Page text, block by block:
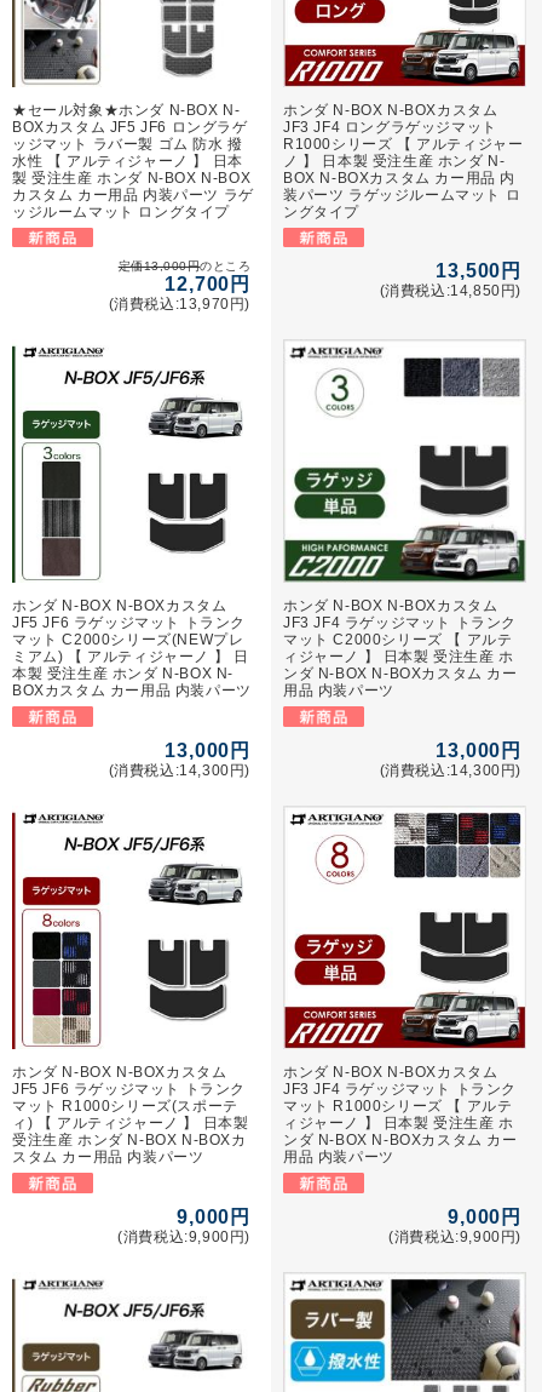
★セール対象★ホンダ N-BOX N-
BOXカスタム JF5 JF6 ロングラゲ
ッジマット ラバー製 ゴム 防水 撥
水性 【 アルティジャーノ 】 日本
製 受注生産 ホンダ N-BOX N-BOX
カスタム カー用品 内装パーツ ラゲ
ッジルームマット ロングタイプ
定価13,000円のところ
12,700円
(消費税込:13,970円)
ホンダ N-BOX N-BOXカスタム
JF3 JF4 ロングラゲッジマット
R1000シリーズ 【 アルティジャー
ノ 】 日本製 受注生産 ホンダ N-
BOX N-BOXカスタム カー用品 内
装パーツ ラゲッジルームマット ロ
ングタイプ
13,500円
(消費税込:14,850円)
ホンダ N-BOX N-BOXカスタム
JF5 JF6 ラゲッジマット トランク
マット C2000シリーズ(NEWプレ
ミアム) 【 アルティジャーノ 】 日
本製 受注生産 ホンダ N-BOX N-
BOXカスタム カー用品 内装パーツ
13,000円
(消費税込:14,300円)
ホンダ N-BOX N-BOXカスタム
JF3 JF4 ラゲッジマット トランク
マット C2000シリーズ 【 アルテ
ィジャーノ 】 日本製 受注生産 ホ
ンダ N-BOX N-BOXカスタム カー
用品 内装パーツ
13,000円
(消費税込:14,300円)
ホンダ N-BOX N-BOXカスタム
JF5 JF6 ラゲッジマット トランク
マット R1000シリーズ(スポーテ
ィ) 【 アルティジャーノ 】 日本製
受注生産 ホンダ N-BOX N-BOXカ
スタム カー用品 内装パーツ
9,000円
(消費税込:9,900円)
ホンダ N-BOX N-BOXカスタム
JF3 JF4 ラゲッジマット トランク
マット R1000シリーズ 【 アルテ
ィジャーノ 】 日本製 受注生産 ホ
ンダ N-BOX N-BOXカスタム カー
用品 内装パーツ
9,000円
(消費税込:9,900円)